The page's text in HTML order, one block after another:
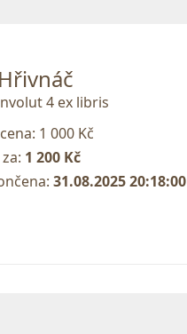
4 ex libris
1 000 Kč
1 200 Kč
31.08.2025 20:18:00